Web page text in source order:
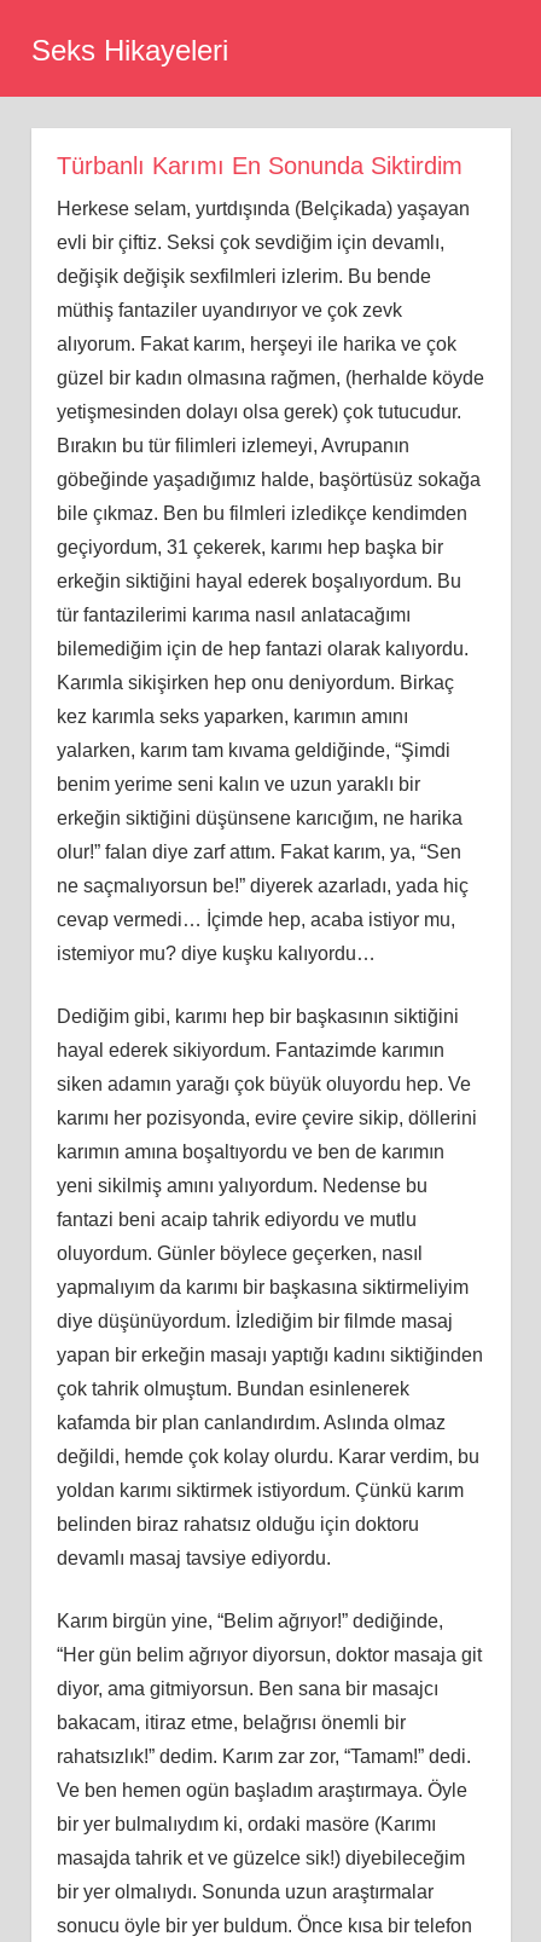
Seks Hikayeleri
Türbanlı Karımı En Sonunda Siktirdim
Herkese selam, yurtdışında (Belçikada) yaşayan
evli bir çiftiz. Seksi çok sevdiğim için devamlı,
değişik değişik sexfilmleri izlerim. Bu bende
müthiş fantaziler uyandırıyor ve çok zevk
alıyorum. Fakat karım, herşeyi ile harika ve çok
güzel bir kadın olmasına rağmen, (herhalde köyde
yetişmesinden dolayı olsa gerek) çok tutucudur.
Bırakın bu tür filimleri izlemeyi, Avrupanın
göbeğinde yaşadığımız halde, başörtüsüz sokağa
bile çıkmaz. Ben bu filmleri izledikçe kendimden
geçiyordum, 31 çekerek, karımı hep başka bir
erkeğin siktiğini hayal ederek boşalıyordum. Bu
tür fantazilerimi karıma nasıl anlatacağımı
bilemediğim için de hep fantazi olarak kalıyordu.
Karımla sikişirken hep onu deniyordum. Birkaç
kez karımla seks yaparken, karımın amını
yalarken, karım tam kıvama geldiğinde, “Şimdi
benim yerime seni kalın ve uzun yaraklı bir
erkeğin siktiğini düşünsene karıcığım, ne harika
olur!” falan diye zarf attım. Fakat karım, ya, “Sen
ne saçmalıyorsun be!” diyerek azarladı, yada hiç
cevap vermedi… İçimde hep, acaba istiyor mu,
istemiyor mu? diye kuşku kalıyordu…
Dediğim gibi, karımı hep bir başkasının siktiğini
hayal ederek sikiyordum. Fantazimde karımın
siken adamın yarağı çok büyük oluyordu hep. Ve
karımı her pozisyonda, evire çevire sikip, döllerini
karımın amına boşaltıyordu ve ben de karımın
yeni sikilmiş amını yalıyordum. Nedense bu
fantazi beni acaip tahrik ediyordu ve mutlu
oluyordum. Günler böylece geçerken, nasıl
yapmalıyım da karımı bir başkasına siktirmeliyim
diye düşünüyordum. İzlediğim bir filmde masaj
yapan bir erkeğin masajı yaptığı kadını siktiğinden
çok tahrik olmuştum. Bundan esinlenerek
kafamda bir plan canlandırdım. Aslında olmaz
değildi, hemde çok kolay olurdu. Karar verdim, bu
yoldan karımı siktirmek istiyordum. Çünkü karım
belinden biraz rahatsız olduğu için doktoru
devamlı masaj tavsiye ediyordu.
Karım birgün yine, “Belim ağrıyor!” dediğinde,
“Her gün belim ağrıyor diyorsun, doktor masaja git
diyor, ama gitmiyorsun. Ben sana bir masajcı
bakacam, itiraz etme, belağrısı önemli bir
rahatsızlık!” dedim. Karım zar zor, “Tamam!” dedi.
Ve ben hemen ogün başladım araştırmaya. Öyle
bir yer bulmalıydım ki, ordaki masöre (Karımı
masajda tahrik et ve güzelce sik!) diyebileceğim
bir yer olmalıydı. Sonunda uzun araştırmalar
sonucu öyle bir yer buldum. Önce kısa bir telefon